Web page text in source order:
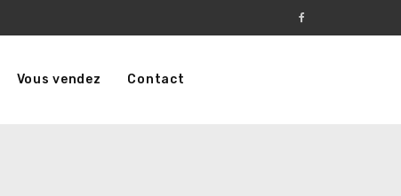
Vous vendez Contact